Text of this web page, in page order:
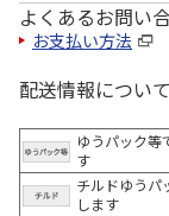
よくあるお問い
お支払い方法
配送情報について
ゆうパック等
す
チルドゆうパ
します